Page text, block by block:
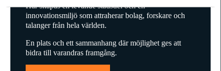
Här skapas en levande stadsdel och en
innovationsmiljö som attraherar bolag, forskare och
talanger från hela världen.
En plats och ett sammanhang där möjlighet ges att
bidra till varandras framgång.